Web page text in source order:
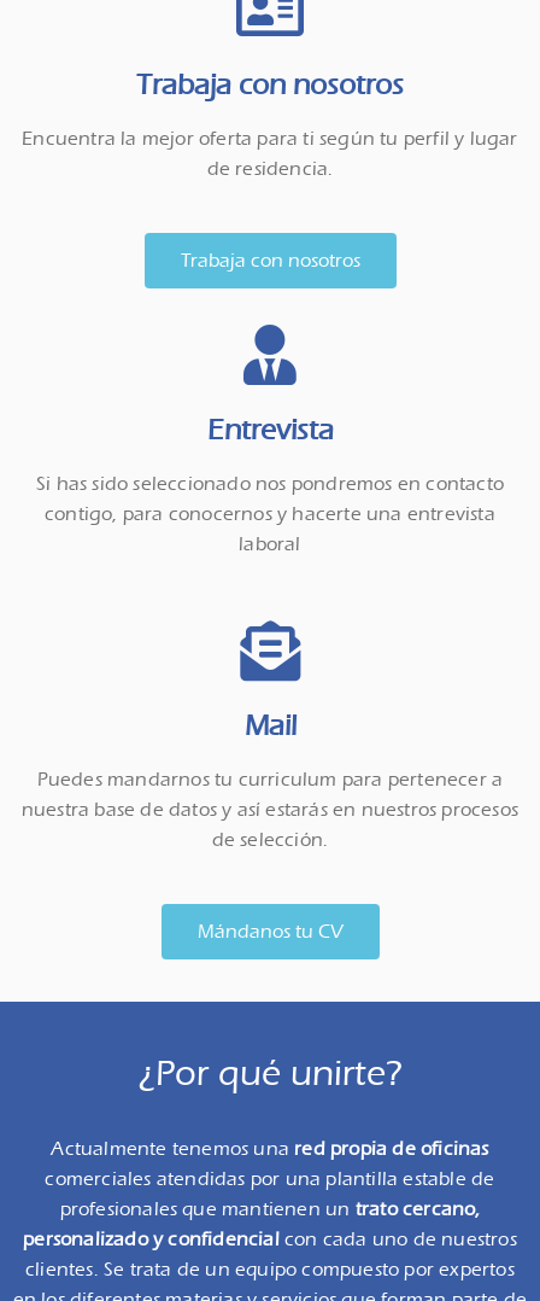
Trabaja con nosotros
Encuentra la mejor oferta para ti según tu perfil y lugar
de residencia.
Trabaja con nosotros
Entrevista
Si has sido seleccionado nos pondremos en contacto
contigo, para conocernos y hacerte una entrevista
laboral
Mail
Puedes mandarnos tu curriculum para pertenecer a
nuestra base de datos y así estarás en nuestros procesos
de selección.
Mándanos tu CV
¿Por qué unirte?
Actualmente tenemos unared propia de oficinas
comerciales atendidas por una plantilla estable de
profesionales que mantienen un trato cercano,
personalizado y confidencialcon cada uno de nuestros
clientes. Se trata de un equipo compuesto por expertos